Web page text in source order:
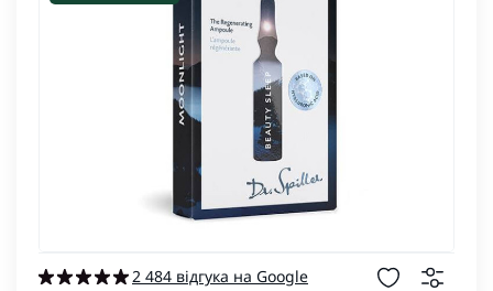
2 484 відгука на Google